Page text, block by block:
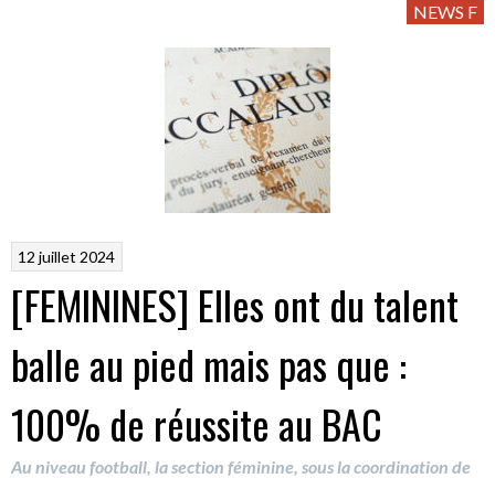
NEWS F
12 juillet 2024
[FEMININES] Elles ont du talent
balle au pied mais pas que :
100% de réussite au BAC
Au niveau football, la section féminine, sous la coordination de